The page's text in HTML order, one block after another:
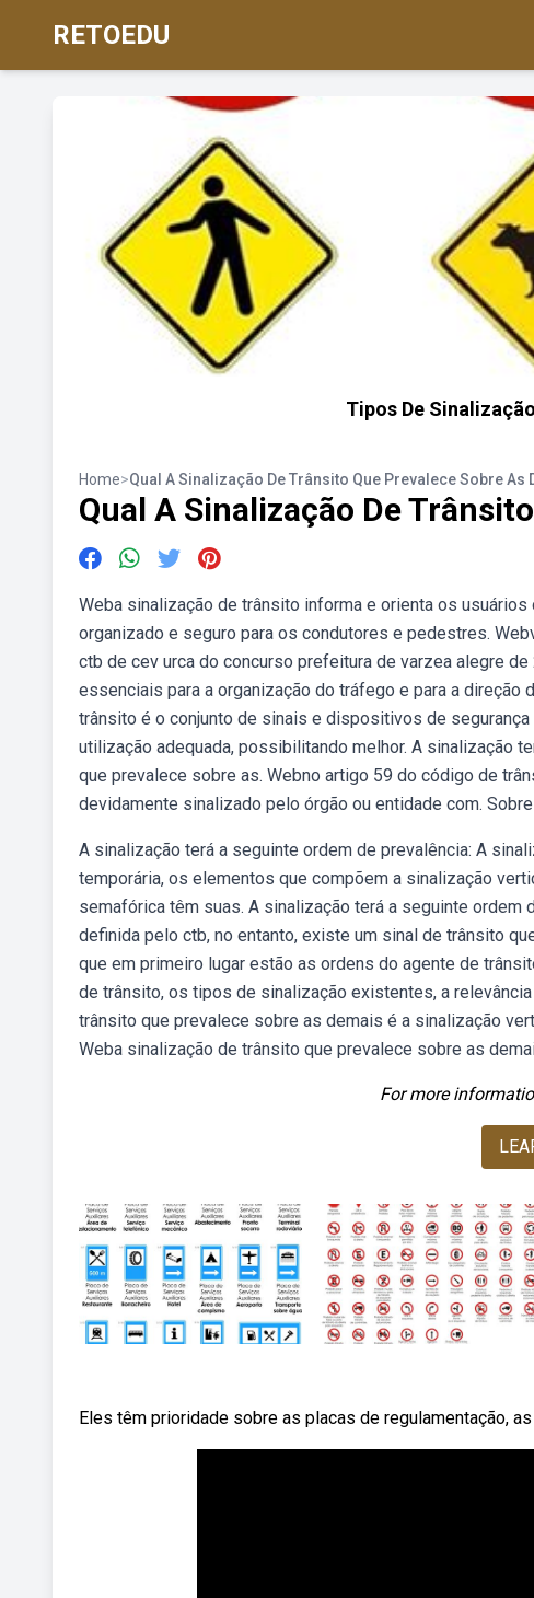
RETOEDU
Tipos De
Home>Qual A Sinalização De Trânsito Que Prevalece Sobre As
Qual A Sinalização De
Weba sinalização de trânsito informa e orienta os
organizado e seguro para os condutores e pedestres.
ctb de cev urca do concurso prefeitura de varzea alegre
essenciais para a organização do tráfego e para a direção
trânsito é o conjunto de sinais e dispositivos de
utilização adequada, possibilitando melhor. A sinalização
que prevalece sobre as. Webno artigo 59 do código de
devidamente sinalizado pelo órgão ou entidade com.
A sinalização terá a seguinte ordem de prevalência: A
temporária, os elementos que compõem a sinalização
semafórica têm suas. A sinalização terá a seguinte ordem
definida pelo ctb, no entanto, existe um sinal de trânsito
que em primeiro lugar estão as ordens do agente de
de trânsito, os tipos de sinalização existentes, a
trânsito que prevalece sobre as demais é a sinalização
Weba sinalização de trânsito que prevalece sobre as
For more
Eles têm prioridade sobre as placas de regulamentação,